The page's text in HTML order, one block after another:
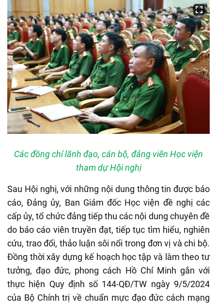
Các đồng chí lãnh đạo, cán bộ, đảng viên Học viện
tham dự Hội nghị
Sau Hội nghị, với những nội dung thông tin được báo
cáo, Đảng ủy, Ban Giám đốc Học viện đề nghị các
cấp ủy, tổ chức đảng tiếp thu các nội dung chuyên đề
do báo cáo viên truyền đạt, tiếp tục tìm hiểu, nghiên
cứu, trao đổi, thảo luận sôi nổi trong đơn vị và chi bộ.
Đồng thời xây dựng kế hoạch học tập và làm theo tư
tưởng, đạo đức, phong cách Hồ Chí Minh gắn với
thực hiện Quy định số 144-QĐ/TW ngày 9/5/2024
của Bộ Chính trị về chuẩn mực đạo đức cách mạng